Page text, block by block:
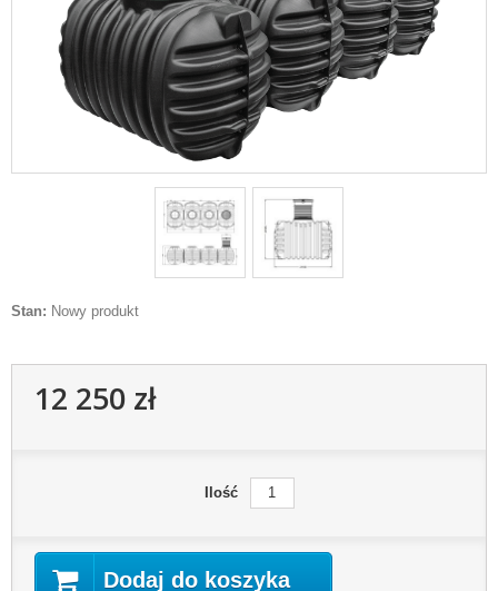
Stan: Nowy produkt
12 250 zł
Ilość
Dodaj do koszyka